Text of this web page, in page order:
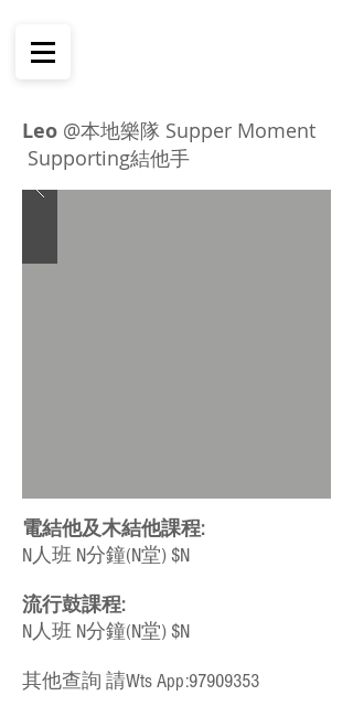
Leo @本地樂隊 Supper Moment
Supporting結他手
電結他及木結他課程:
N人班 N分鐘(N堂) $N
流行鼓課程:
N人班 N分鐘(N堂) $N
​其他查詢 請Wts App:97909353